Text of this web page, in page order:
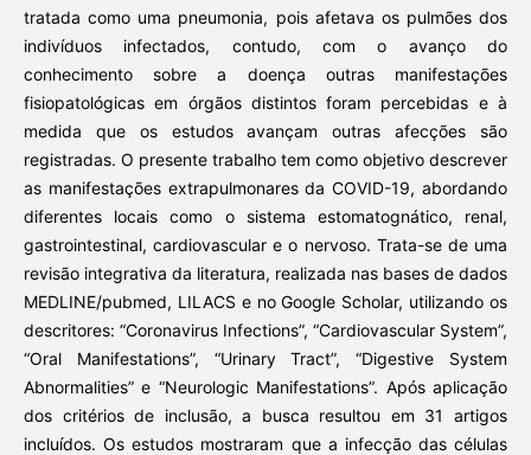
tratada como uma pneumonia, pois afetava os pulmões dos
indivíduos infectados, contudo, com o avanço do
conhecimento sobre a doença outras manifestações
fisiopatológicas em órgãos distintos foram percebidas e à
medida que os estudos avançam outras afecções são
registradas. O presente trabalho tem como objetivo descrever
as manifestações extrapulmonares da COVID-19, abordando
diferentes locais como o sistema estomatognático, renal,
gastrointestinal, cardiovascular e o nervoso. Trata-se de uma
revisão integrativa da literatura, realizada nas bases de dados
MEDLINE/pubmed, LILACS e no Google Scholar, utilizando os
descritores: “Coronavirus Infections”, “Cardiovascular System”,
“Oral Manifestations”, “Urinary Tract”, “Digestive System
Abnormalities” e “Neurologic Manifestations”. Após aplicação
dos critérios de inclusão, a busca resultou em 31 artigos
incluídos. Os estudos mostraram que a infecção das células